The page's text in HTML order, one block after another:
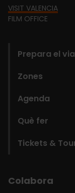
Footer
VISIT VALENCIA
FILM OFFICE
Prepara el
Zones
Agenda
Què fer
Tickets &
Colabora